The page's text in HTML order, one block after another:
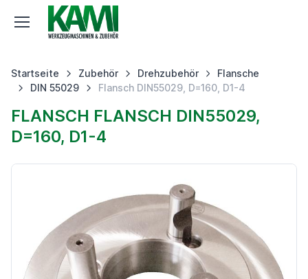
Startseite Zubehör Drehzubehör
Flansche
DIN 55029
Flansch DIN55029, D=160, D1-4
FLANSCH FLANSCH DIN55029,
D=160, D1-4